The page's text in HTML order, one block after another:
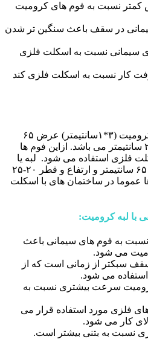
کمتر نسبت به فوم های کرومیت
در سقف باعث سنگین تر شدن
سیمانی نسبت به اسکلت فلزی
کار نسبت به اسکلت فلزی کند
لبه یا پاشنه فوم سقفی با لبه کرومیت (۳*۱سانتیمتر) عرض ۶۵
سانتیمتر و ارتفاع و قطر ۲۰-۲۵ سانتیمتر می باشد. ازاین فوم ها
فلزی استفاده می شود. لبه یا
پاشنه آن (۳*۱سانتیمتر) عرض ۶۵ سانتیمتر و ارتفاع و قطر ۲۰-۲۵
عموما در ساختمان های با اسکلت
با لبه کرومیت:
به فوم های سیمانی باعث
می شود.
سبکتر از زمانی است که از
می شود.
سرعت بیشتری نسبت به
فلزی مورد استفاده قرار می
کار می شود.
نسبت به بتنی بیشتر است.